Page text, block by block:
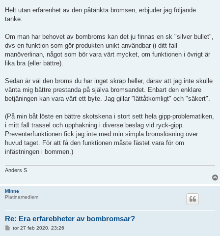
g
Helt utan erfarenhet av den påtänkta bromsen, erbjuder jag följande
tanke:
Om man har behovet av bombroms kan det ju finnas en sk "silver bullet",
dvs en funktion som gör produkten unikt användbar (i ditt fall
manöverlinan, något som bör vara värt mycket, om funktionen i övrigt är
lika bra (eller bättre).
Sedan är väl den broms du har inget skräp heller, därav att jag inte skulle
vänta mig bättre prestanda på själva bromsandet. Enbart den enklare
betjäningen kan vara värt ett byte. Jag gillar "lättåtkomligt" och "säkert".
(På min båt löste en bättre skotskena i stort sett hela gipp-problematiken,
i mitt fall trassel och upphakning i diverse beslag vid ryck-gipp.
Preventerfunktionen fick jag inte med min simpla bromslösning över
huvud taget. För att få den funktionen måste fästet vara för om
infästningen i bommen.)
Anders S
Minne
Platinamedlem
Re: Era erfarebheter av bombromsar?
tor 27 feb 2020, 23:26